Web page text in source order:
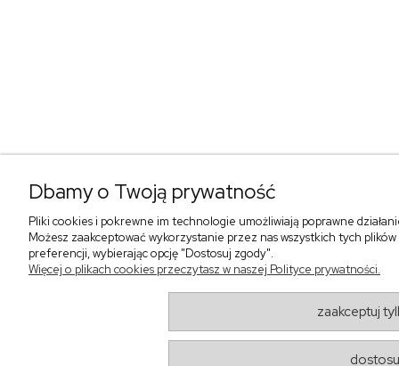
Dbamy o Twoją prywatność
Pliki cookies i pokrewne im technologie umożliwiają poprawne
Możesz zaakceptować wykorzystanie przez nas wszystkich tych
preferencji, wybierając opcję "Dostosuj zgody".
Więcej o plikach cookies przeczytasz w naszej Polityce prywatności.
zaakceptuj